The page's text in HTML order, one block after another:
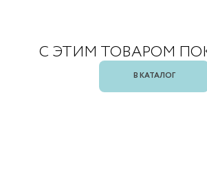
С ЭТИМ ТОВАРОМ
В КАТАЛОГ